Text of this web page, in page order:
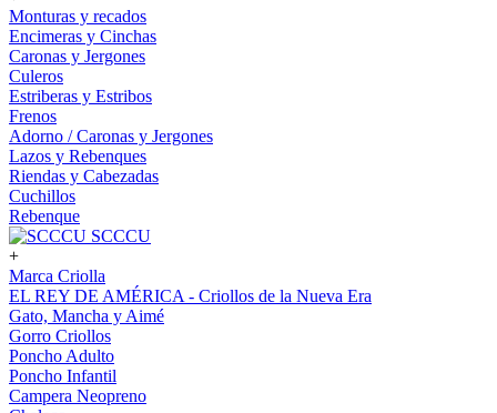
Monturas y recados
Encimeras y Cinchas
Caronas y Jergones
Culeros
Estriberas y Estribos
Frenos
Adorno / Caronas y Jergones
Lazos y Rebenques
Riendas y Cabezadas
Cuchillos
Rebenque
SCCCU
+
Marca Criolla
EL REY DE AMÉRICA - Criollos de la Nueva Era
Gato, Mancha y Aimé
Gorro Criollos
Poncho Adulto
Poncho Infantil
Campera Neopreno